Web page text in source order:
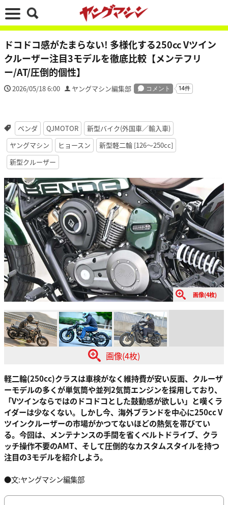
ドコドコ感がたまらない! 多様化する250cc Vツイン
クルーザー注目3モデルを徹底比較【メンテフリ
ー/AT/圧倒的個性】
2026/05/18 6:00 ヤングマシン編集部
ベンダ QJMOTOR
新型バイク(外国車／輸入車)
ヤングマシン
ヒョースン
新型軽二輪 [126〜250cc]
新型クルーザー
画像(4枚)
画像(4枚)
軽二輪(250cc)クラスは車検がなく維持費が安い反面、クルーザ
ーモデルの多くが単気筒や並列2気筒エンジンを採用しており、
「Vツインならではのドコドコとした鼓動感が欲しい」と嘆くラ
イダーは少なくない。しかし今、海外ブランドを中心に250cc V
ツインクルーザーの市場がかつてないほどの熱気を帯びてい
る。今回は、メンテナンスの手間を省くベルトドライブ、クラ
ッチ操作不要のAMT、そして圧倒的なカスタムスタイルを持つ
注目の3モデルを紹介しよう。
●文:ヤングマシン編集部